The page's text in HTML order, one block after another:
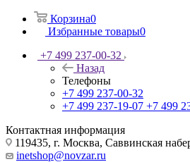
Корзина0
Избранные товары0
+7 499 237-00-32
Назад
Телефоны
+7 499 237-00-32
+7 499 237-19-07 +7 499
Контактная информация
119435, г. Москва, Саввинская
inetshop@novzar.ru